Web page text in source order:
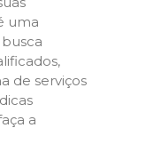
uma
de serviços
a